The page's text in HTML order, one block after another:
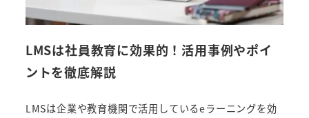
LMSは社員教育に効果的！活用事例やポイ
ントを徹底解説
LMSは企業や教育機関で活用しているeラーニングを効